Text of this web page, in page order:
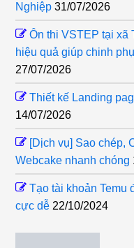
Nghiệp 31/07/2026
Ôn thi VSTEP tại xã
hiệu quả giúp chinh
27/07/2026
Thiết kế Landing
14/07/2026
[Dịch vụ] Sao chép,
Webcake nhanh chóng
Tạo tài khoản Temu
cực dễ 22/10/2024